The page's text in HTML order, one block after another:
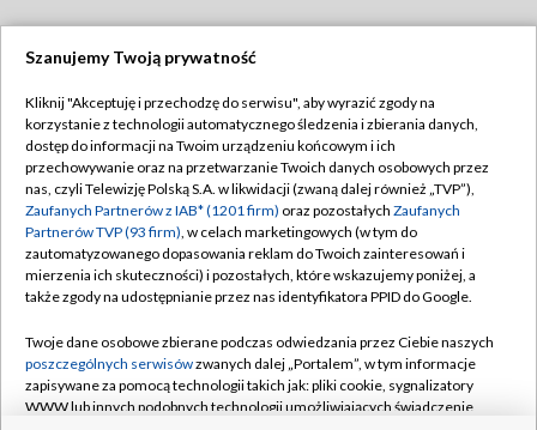
TVP
Abonament TVP
Emisja w TVP
Centrum informacji TVP
Naziemna Telewizja Cyfrowa
Rada Programowa
System NOS
Regulamin TVP
Polityka prywatności
Moje zgody
Pomoc
Kontakt
Szanujemy Twoją prywatność
Kliknij "Akceptuję i przechodzę do serwisu", aby wyrazić zgody na
korzystanie z technologii automatycznego śledzenia i zbierania danych,
dostęp do informacji na Twoim urządzeniu końcowym i ich
przechowywanie oraz na przetwarzanie Twoich danych osobowych przez
nas, czyli Telewizję Polską S.A. w likwidacji (zwaną dalej również „TVP”),
Zaufanych Partnerów z IAB* (1201 firm) oraz pozostałych Zaufanych
Partnerów TVP (93 firm), w celach marketingowych (w tym do
zautomatyzowanego dopasowania reklam do Twoich zainteresowań i
mierzenia ich skuteczności) i pozostałych, które wskazujemy poniżej, a
także zgody na udostępnianie przez nas identyfikatora PPID do Google.
Twoje dane osobowe zbierane podczas odwiedzania przez Ciebie naszych
poszczególnych serwisówzwanych dalej „Portalem”, w tym informacje
zapisywane za pomocą technologii takich jak: pliki cookie, sygnalizatory
WWW lub innych podobnych technologii umożliwiających świadczenie